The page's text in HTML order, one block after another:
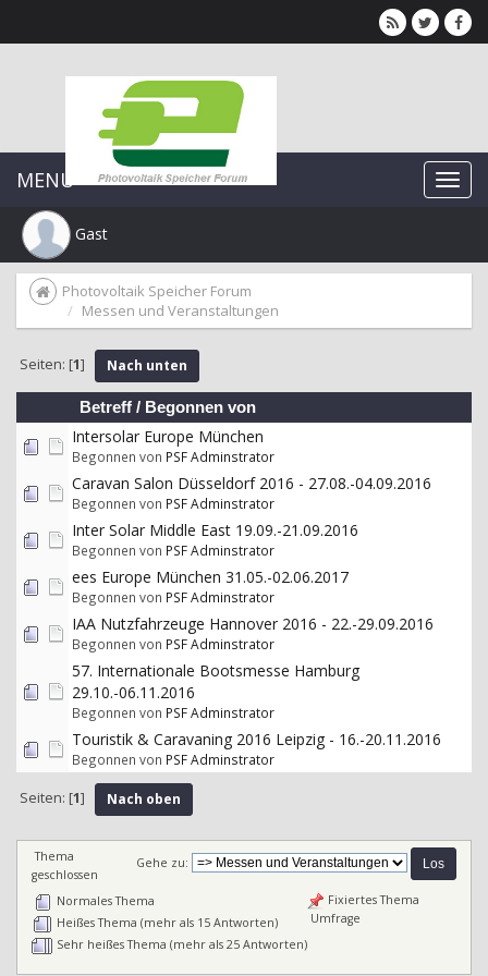
MENU
Gast
Photovoltaik Speicher Forum
Messen und Veranstaltungen
Seiten: [1] Nach unten
Betreff / Begonnen von
Intersolar Europe München
Begonnen von PSF Adminstrator
Caravan Salon Düsseldorf 2016 - 27.08.-04.09.2016
Begonnen von PSF Adminstrator
Inter Solar Middle East 19.09.-21.09.2016
Begonnen von PSF Adminstrator
ees Europe München 31.05.-02.06.2017
Begonnen von PSF Adminstrator
IAA Nutzfahrzeuge Hannover 2016 - 22.-29.09.2016
Begonnen von PSF Adminstrator
57. Internationale Bootsmesse Hamburg
29.10.-06.11.2016
Begonnen von PSF Adminstrator
Touristik & Caravaning 2016 Leipzig - 16.-20.11.2016
Begonnen von PSF Adminstrator
Seiten: [1] Nach oben
Gehe zu:
Normales Thema
Heißes Thema (mehr als 15 Antworten)
Sehr heißes Thema (mehr als 25 Antworten)
Thema
geschlossen
Fixiertes Thema
Umfrage